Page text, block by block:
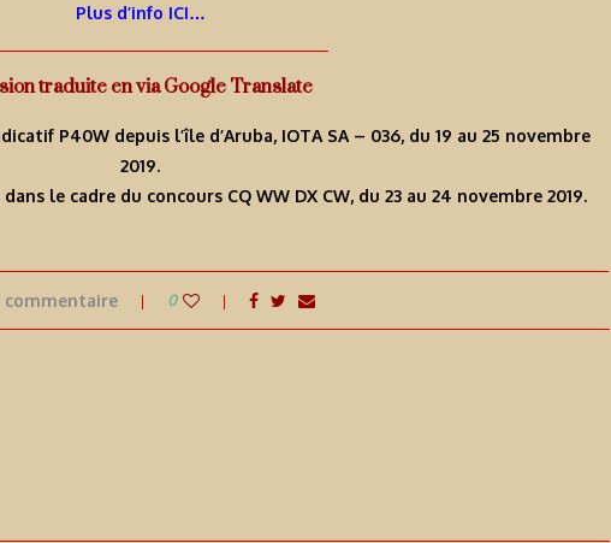
Plus d’info ICI…
traduite en via Google Translate
P40W depuis l’île d’Aruba, IOTA SA – 036, du 19 au 25 novembre
2019.
le cadre du concours CQ WW DX CW, du 23 au 24 novembre 2019.
commentaire 0